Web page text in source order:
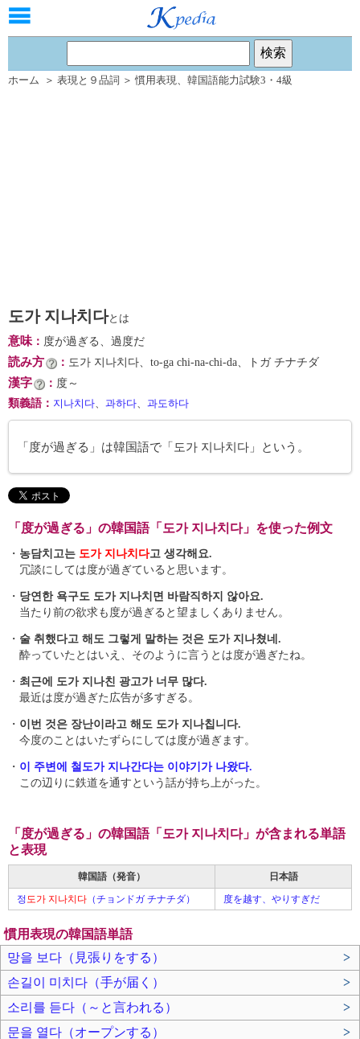
ホーム ＞ 表現と９品詞 ＞ 慣用表現、 韓国語能力試験3・4級
도가 지나치다とは
意味： 度が過ぎる、過度だ
読み方 ： 도가 지나치다、to-ga chi-na-chi-da、トガ チナチダ
漢字 ： 度～
類義語 ： 지나치다、 과하다、 과도하다
「度が過ぎる」は韓国語で「도가 지나치다」という。
「度が過ぎる」の韓国語「도가 지나치다」を使った例文
・ 농담치고는 도가 지나치다고 생각해요.
冗談にしては度が過ぎていると思います。
・ 당연한 욕구도 도가 지나치면 바람직하지 않아요.
当たり前の欲求も度が過ぎると望ましくありません。
・ 술 취했다고 해도 그렇게 말하는 것은 도가 지나쳤네.
酔っていたとはいえ、そのように言うとは度が過ぎたね。
・ 최근에 도가 지나친 광고가 너무 많다.
最近は度が過ぎた広告が多すぎる。
・ 이번 것은 장난이라고 해도 도가 지나칩니다.
今度のことはいたずらにしては度が過ぎます。
・ 이 주변에 철도가 지나간다는 이야기가 나왔다.
この辺りに鉄道を通すという話が持ち上がった。
「度が過ぎる」の韓国語「도가 지나치다」が含まれる単語
と表現
韓国語（発音）
日本語
정도가 지나치다 （チョンドガ チナチダ） 度を越す、やりすぎだ
慣用表現の韓国語単語
망을 보다（見張りをする）
>
손길이 미치다（手が届く）
>
소리를 듣다（～と言われる）
>
문을 열다（オープンする）
>